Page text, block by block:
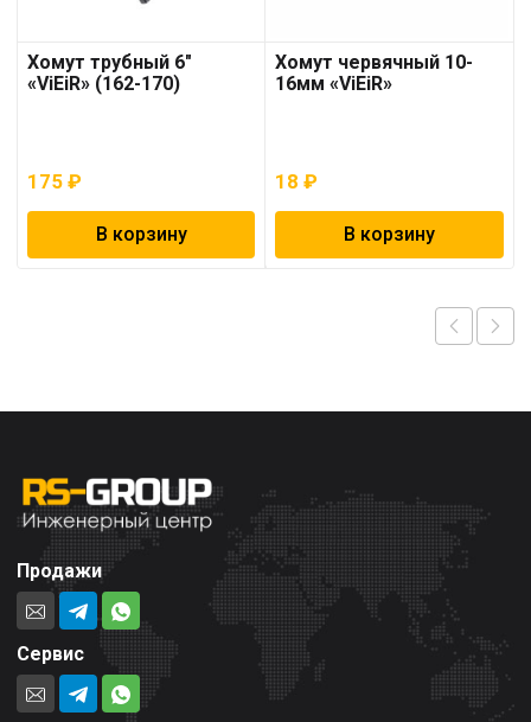
Хомут трубный 6″
«ViEiR» (162-170)
175 ₽
В корзину
Хомут червячный 10-
16мм «ViEiR»
18₽
В корзину
Продажи
Сервис